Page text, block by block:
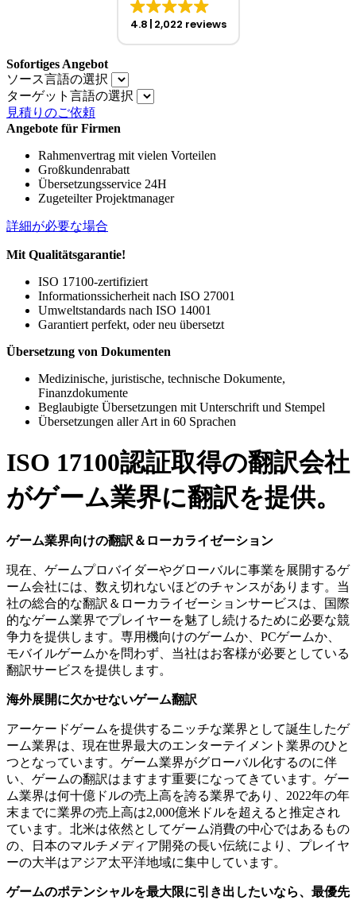
4.8 2,022 reviews
Sofortiges Angebot
ソース言語の選択
ターゲット言語の選択
見積りのご依頼
Angebote für Firmen
Rahmenvertrag mit vielen Vorteilen
Großkundenrabatt
Übersetzungsservice 24H
Zugeteilter Projektmanager
詳細が必要な場合
Mit Qualitätsgarantie!
ISO 17100-zertifiziert
Informationssicherheit nach ISO 27001
Umweltstandards nach ISO 14001
Garantiert perfekt, oder neu übersetzt
Übersetzung von Dokumenten
Medizinische, juristische, technische Dokumente,
Finanzdokumente
Beglaubigte Übersetzungen mit Unterschrift und Stempel
Übersetzungen aller Art in 60 Sprachen
ISO 17100認証取得の翻訳会社
がゲーム業界に翻訳を提供。
ゲーム業界向けの翻訳＆ローカライゼーション
現在、ゲームプロバイダーやグローバルに事業を展開するゲ
ーム会社には、数え切れないほどのチャンスがあります。当
社の総合的な翻訳＆ローカライゼーションサービスは、国際
的なゲーム業界でプレイヤーを魅了し続けるために必要な競
争力を提供します。専用機向けのゲームか、PCゲームか、
モバイルゲームかを問わず、当社はお客様が必要としている
翻訳サービスを提供します。
海外展開に欠かせないゲーム翻訳
アーケードゲームを提供するニッチな業界として誕生したゲ
ーム業界は、現在世界最大のエンターテイメント業界のひと
つとなっています。ゲーム業界がグローバル化するのに伴
い、ゲームの翻訳はますます重要になってきています。ゲー
ム業界は何十億ドルの売上高を誇る業界であり、2022年の年
末までに業界の売上高は2,000億米ドルを超えると推定され
ています。北米は依然としてゲーム消費の中心ではあるもの
の、日本のマルチメディア開発の長い伝統により、プレイヤ
ーの大半はアジア太平洋地域に集中しています。
ゲームのポテンシャルを最大限に引き出したいなら、最優先